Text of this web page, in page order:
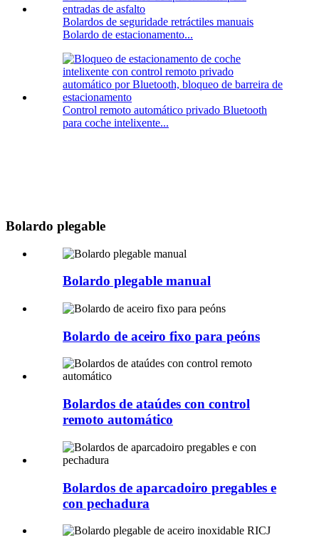
Bolardos de seguridade retráctiles manuais
Bolardo de estacionamento...
Control remoto automático privado Bluetooth
para coche intelixente...
Bolardo plegable
Bolardo plegable manual
Bolardo de aceiro fixo para peóns
Bolardos de ataúdes con control
remoto automático
Bolardos de aparcadoiro pregables e
con pechadura